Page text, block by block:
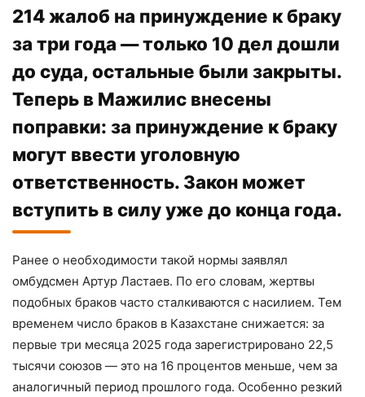
214 жалоб на принуждение к браку
за три года — только 10 дел дошли
до суда, остальные были закрыты.
Теперь в Мажилис внесены
поправки: за принуждение к браку
могут ввести уголовную
ответственность. Закон может
вступить в силу уже до конца года.
Ранее о необходимости такой нормы заявлял
омбудсмен Артур Ластаев. По его словам, жертвы
подобных браков часто сталкиваются с насилием. Тем
временем число браков в Казахстане снижается: за
первые три месяца 2025 года зарегистрировано 22,5
тысячи союзов — это на 16 процентов меньше, чем за
аналогичный период прошлого года. Особенно резкий